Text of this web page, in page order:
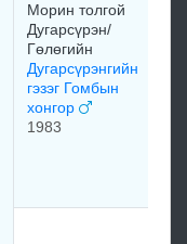
Морин толгой
Дугарсүрэн/
Гөлөгийн
Дугарсүрэнгийн
гэзэг Гомбын
хонгор
1983